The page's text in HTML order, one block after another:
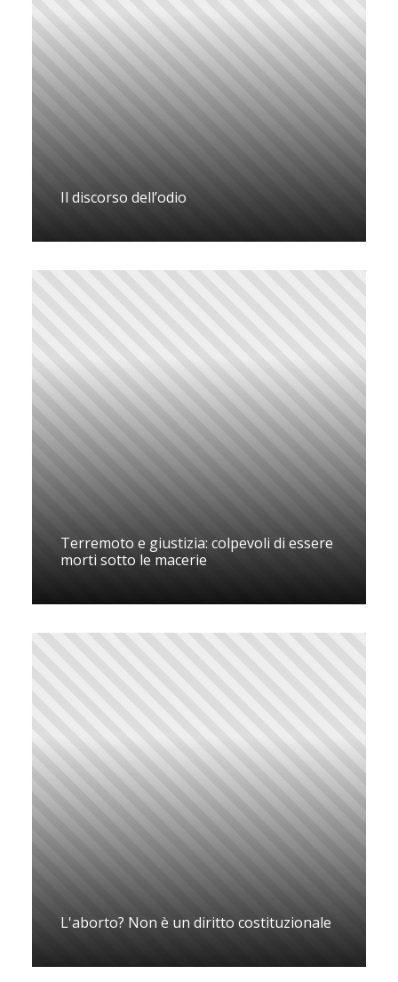
Il discorso dell’odio
Terremoto e giustizia: colpevoli di essere
morti sotto le macerie
L'aborto? Non è un diritto costituzionale